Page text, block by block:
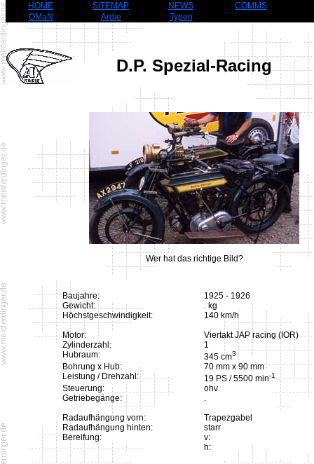
HOME SITEMAP NEWS
COMMS
OMaN
Ardie Typen
D.P. Spezial-Racing
Wer hat das richtige Bild?
Baujahre:
1925 - 1926
Gewicht:
. kg
Höchstgeschwindigkeit:
140 km/h
Motor:
Viertakt JAP racing (IOR)
Zylinderzahl:
1
Hubraum:
345 cm3
Bohrung x Hub:
70 mm x 90 mm
Leistung / Drehzahl:
19 PS / 5500 min-1
Steuerung:
ohv
Getriebegänge:
.
Radaufhängung vorn:
Trapezgabel
Radaufhängung hinten:
starr
Bereifung:
v:
h: